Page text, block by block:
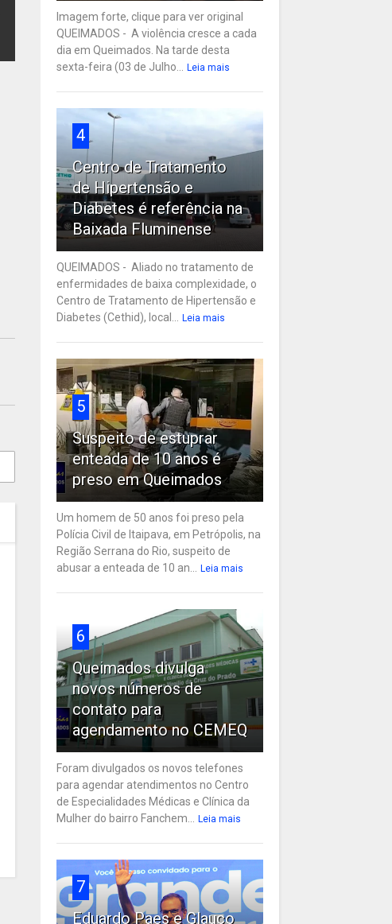
Imagem forte, clique para ver original
QUEIMADOS - A violência cresce a cada
dia em Queimados. Na tarde desta
sexta-feira (03 de Julho...
Leia mais
4
Centro de Tratamento
de Hipertensão e
Diabetes é referência na
Baixada Fluminense
QUEIMADOS - Aliado no tratamento de
enfermidades de baixa complexidade, o
Centro de Tratamento de Hipertensão e
Diabetes (Cethid), local...
Leia mais
5
Suspeito de estuprar
enteada de 10 anos é
preso em Queimados
Um homem de 50 anos foi preso pela
Polícia Civil de Itaipava, em Petrópolis, na
Região Serrana do Rio, suspeito de
abusar a enteada de 10 an...
Leia mais
6
Queimados divulga
novos números de
contato para
agendamento no CEMEQ
Foram divulgados os novos telefones
para agendar atendimentos no Centro
de Especialidades Médicas e Clínica da
Mulher do bairro Fanchem...
Leia mais
7
Eduardo Paes e Glauco